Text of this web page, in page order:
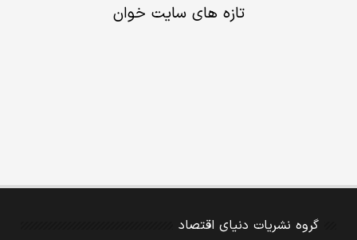
تازه های سایت خوان
گروه نشریات دنیای اقتصاد